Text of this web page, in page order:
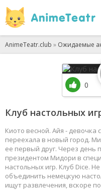
AnimeTeatr.club » Ожидаемые
Клуб настольных
Киото весной. Айя - девочка
переехала в новый город.
ее первый друг. Через день
президентом Мидори в
настольных игр. Клуб Dice.
объединить немецкую
ищут развлечения, вскоре
0